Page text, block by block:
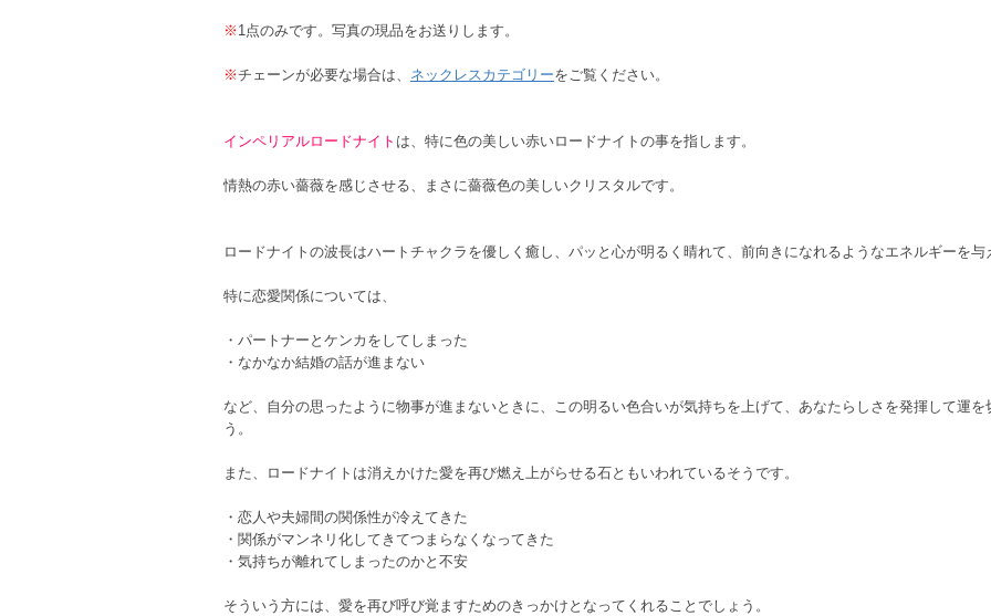
※ 1点のみです。写真の現品をお送りします。
※チェーンが必要な場合は、 ネックレスカテゴリーをご覧ください。
インペリアルロードナイト は、特に色の美しい赤いロードナイトの事を指します。
情熱の赤い薔薇を感じさせる、まさに薔薇色の美しいクリスタルです。
ロードナイトの波長はハートチャクラを優しく癒し、パッと心が明るく晴れて、前向きになれるようなエネルギーを
特に恋愛関係については、
・パートナーとケンカをしてしまった
・なかなか結婚の話が進まない
など、自分の思ったように物事が進まないときに、この明るい色合いが気持ちを上げて、あなたらしさを発揮して運
う。
また、ロードナイトは消えかけた愛を再び燃え上がらせる石ともいわれているそうです。
・恋人や夫婦間の関係性が冷えてきた
・関係がマンネリ化してきてつまらなくなってきた
・気持ちが離れてしまったのかと不安
そういう方には、愛を再び呼び覚ますためのきっかけとなってくれることでしょう。